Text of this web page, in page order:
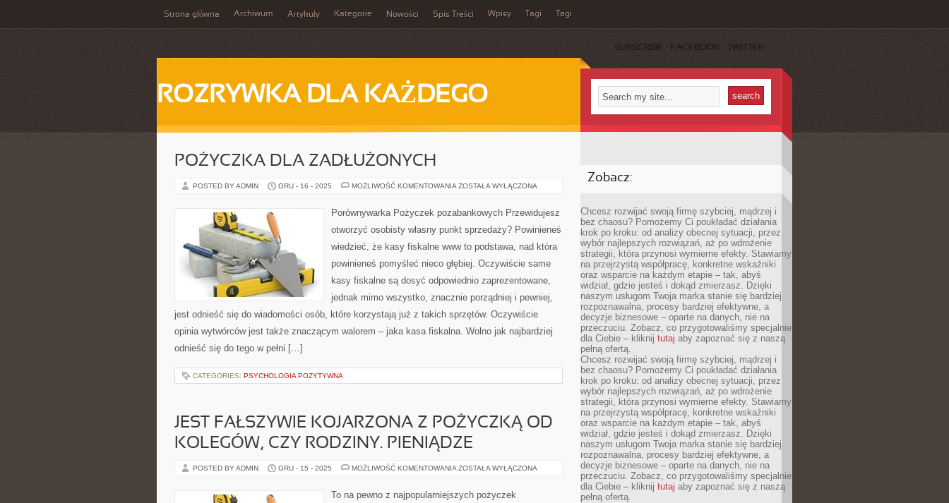
Strona główna Archiwum Artykuły Kategorie Nowości Spis Treści Wpisy Tagi Tagi
SUBSCRIBE FACEBOOK TWITTER
ROZRYWKA DLA KAŻDEGO
POŻYCZKA DLA ZADŁUŻONYCH
POSTED BY ADMIN GRU - 16 - 2025 MOŻLIWOŚĆ KOMENTOWANIA POŻYCZKA
ZOSTAŁA WYŁĄCZONA
Porównywarka Pożyczek pozabankowych Przewidujesz
otworzyć osobisty własny punkt sprzedaży? Powinieneś
wiedzieć, że kasy fiskalne www to podstawa, nad która
powinieneś pomyśleć nieco głębiej. Oczywiście same
kasy fiskalne są dosyć odpowiednio zaprezentowane,
jednak mimo wszystko, znacznie porządniej i pewniej,
jest odnieść się do wiadomości osób, które korzystają już z takich sprzętów. Oczywiście
opinia wytwórców jest także znaczącym walorem – jaka kasa fiskalna. Wolno jak najbardziej
odnieść się do tego w pełni […]
CATEGORIES: PSYCHOLOGIA POZYTYWNA
JEST FAŁSZYWIE KOJARZONA Z POŻYCZKĄ OD
KOLEGÓW, CZY RODZINY. PIENIĄDZE
POSTED BY ADMIN GRU - 15 - 2025 MOŻLIWOŚĆ KOMENTOWANIA JEST
POŻYCZKĄ
ZOSTAŁA WYŁĄCZONA
To na pewno z najpopularniejszych pożyczek
Zobacz:
Chcesz rozwijać swoją firmę szybciej, mądrzej i
bez chaosu? Pomożemy Ci poukładać działania
krok po kroku: od analizy obecnej sytuacji, przez
wybór najlepszych rozwiązań, aż po wdrożenie
strategii, która przynosi wymierne efekty. Stawiamy
na przejrzystą współpracę, konkretne wskaźniki
oraz wsparcie na każdym etapie – tak, abyś
widział, gdzie jesteś i dokąd zmierzasz. Dzięki
naszym usługom Twoja marka stanie się bardziej
rozpoznawalna, procesy bardziej efektywne, a
decyzje biznesowe – oparte na danych, nie na
przeczuciu. Zobacz, co przygotowaliśmy specjalnie
dla Ciebie – kliknij tutaj aby zapoznać się z naszą
pełną ofertą.
Chcesz rozwijać swoją firmę szybciej, mądrzej i
bez chaosu? Pomożemy Ci poukładać działania
krok po kroku: od analizy obecnej sytuacji, przez
wybór najlepszych rozwiązań, aż po wdrożenie
strategii, która przynosi wymierne efekty. Stawiamy
na przejrzystą współpracę, konkretne wskaźniki
oraz wsparcie na każdym etapie – tak, abyś
widział, gdzie jesteś i dokąd zmierzasz. Dzięki
naszym usługom Twoja marka stanie się bardziej
rozpoznawalna, procesy bardziej efektywne, a
decyzje biznesowe – oparte na danych, nie na
przeczuciu. Zobacz, co przygotowaliśmy specjalnie
dla Ciebie – kliknij tutaj aby zapoznać się z naszą
pełną ofertą.